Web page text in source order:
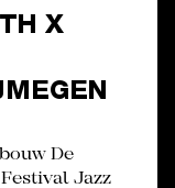
X
De
Jazz